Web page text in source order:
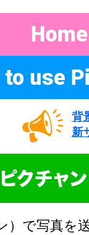
Home
to use
背
新
）で写真を